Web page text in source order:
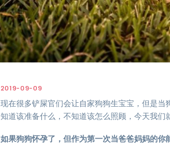
2019-09-09
现在很多铲屎官们会让自家狗狗生宝宝，但是
知道该准备什么，不知道该怎么照顾，今天我们
如果狗狗怀孕了，但作为第一次当爸爸妈妈的